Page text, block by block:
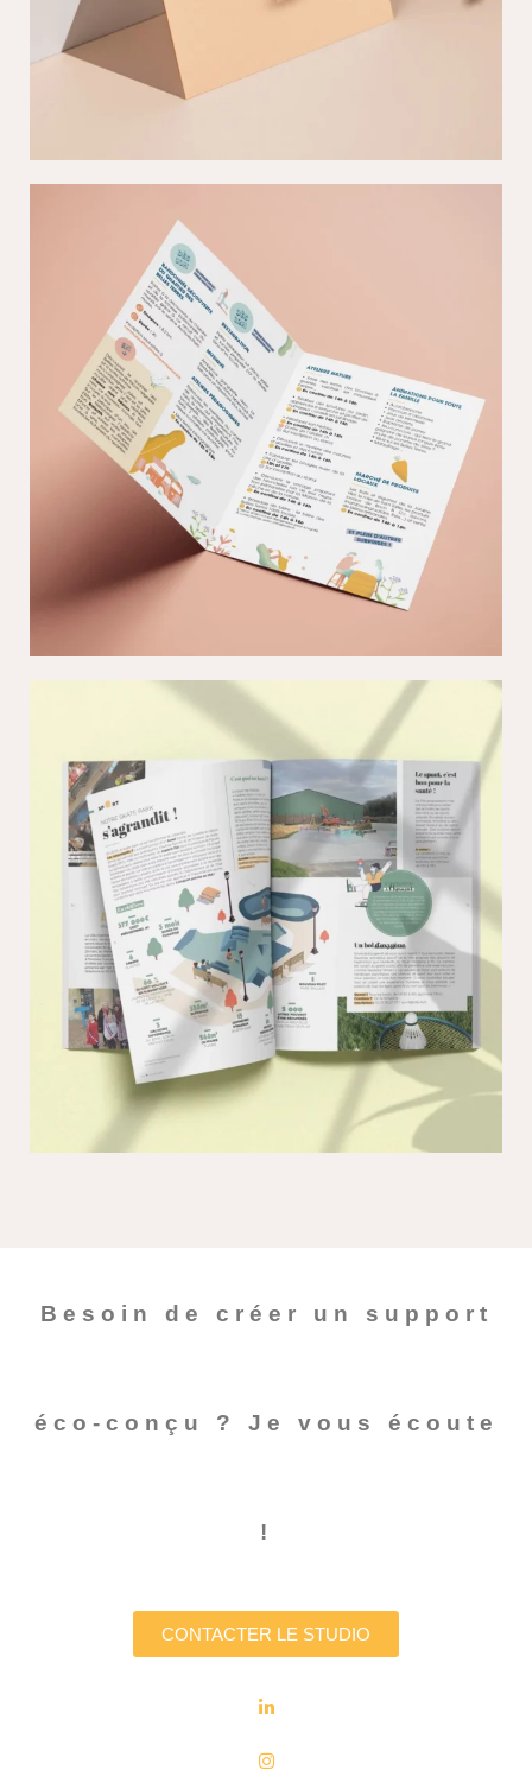
Besoin de créer un support
éco-conçu ? Je vous écoute
!
CONTACTER LE STUDIO